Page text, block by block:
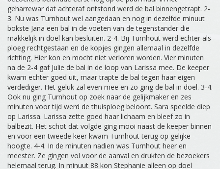
geharrewar dat achteraf ontstond werd de bal binnengetrapt. 2-
3. Nu was Turnhout wel aangedaan en nog in dezelfde minuut
bokste Jana een bal in de voeten van de tegenstander die
makkelijk in doel kan besluiten. 2-4. Bij Turnhout werd echter als
ploeg rechtgestaan en de kopjes gingen allemaal in dezelfde
richting. Hier kon en mocht niet verloren worden. Vier minuten
na de 2-4 gaf Julie de bal in de loop van Larissa mee. De keeper
kwam echter goed uit, maar trapte de bal tegen haar eigen
verdediger. Het geluk zal even mee en zo ging de bal in doel. 3-4.
Ook nu ging Turnhout op zoek naar de gelijkmaker en zes
minuten voor tijd werd de thuisploeg beloont. Sara speelde diep
op Larissa. Larissa zette goed haar lichaam en bleef zo in
balbezit. Het schot dat volgde ging mooi naast de keeper binnen
en voor een tweede keer kwam Turnhout terug op gelijke
hoogte. 4-4. In de minuten nadien was Turnhout heer en
meester. Ze gingen vol voor de aanval en drukten de bezoekers
helemaal terug. In minuut 88 kon Stephanie alleen op doel